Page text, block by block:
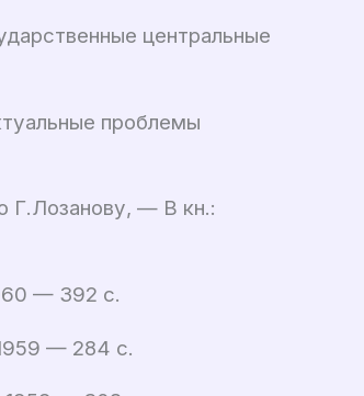
центральные
проблемы
Г.Лозанову, — В кн.:
— 392 с.
— 284 с.